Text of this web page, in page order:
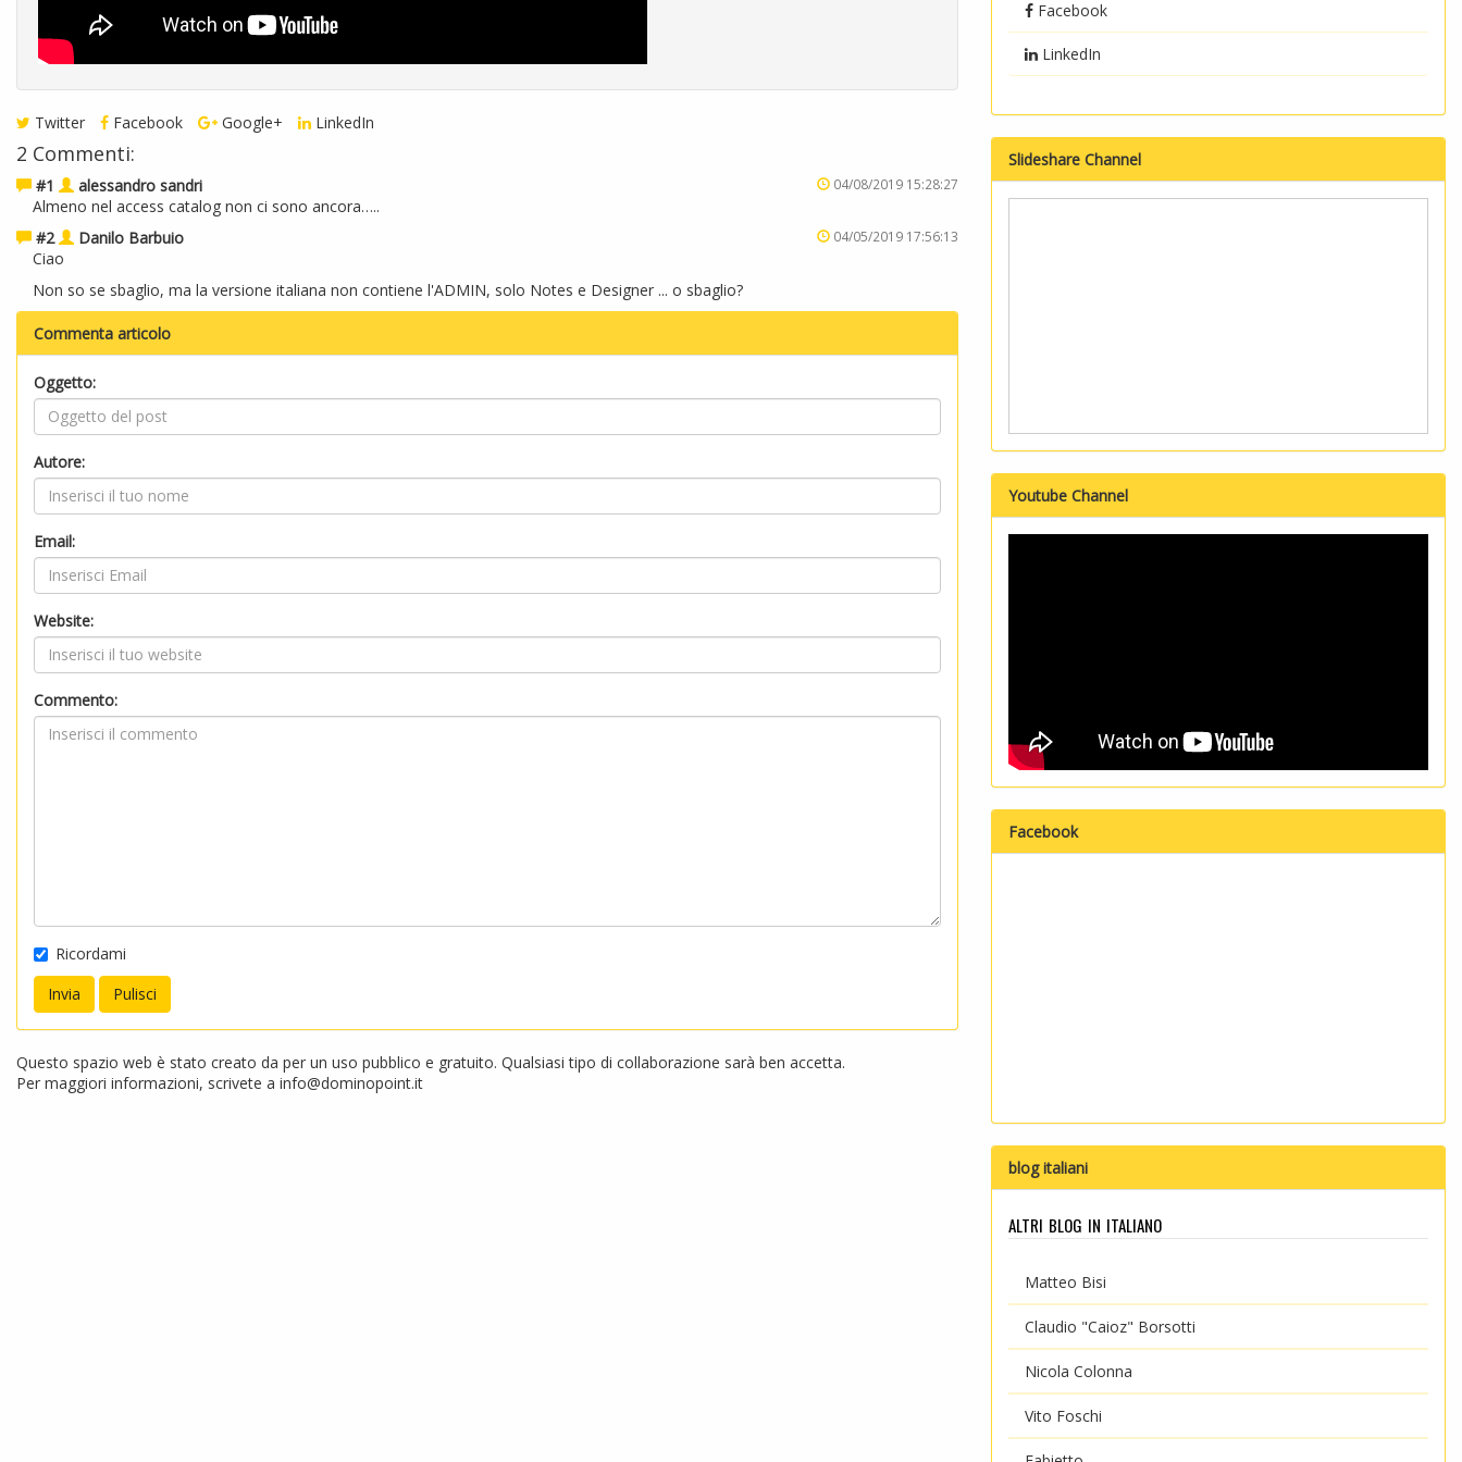
Twitter Facebook Google+ LinkedIn
2 Commenti:
#1 alessandro sandri 04/08/2019 15:28:27
Almeno nel access catalog non ci sono ancora…..
#2
Danilo Barbuio 04/05/2019 17:56:13
Ciao
Non so se sbaglio, ma la versione italiana non contiene l'ADMIN, solo Notes e Designer ... o sbaglio?
Commenta articolo
Oggetto:
Autore:
Email:
Website:
Commento:
Ricordami
Questo spazio web è stato creato da per un uso pubblico e gratuito. Qualsiasi tipo di collaborazione sarà ben accetta.
Per maggiori informazioni, scrivete a info@dominopoint.it
Facebook
LinkedIn
Slideshare Channel
Youtube Channel
Facebook
blog italiani
altri blog in italiano
Matteo Bisi
Claudio "Caioz" Borsotti
Nicola Colonna
Vito Foschi